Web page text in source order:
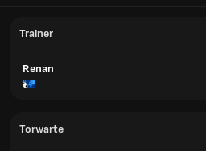
Trainer
Renan
Torwarte